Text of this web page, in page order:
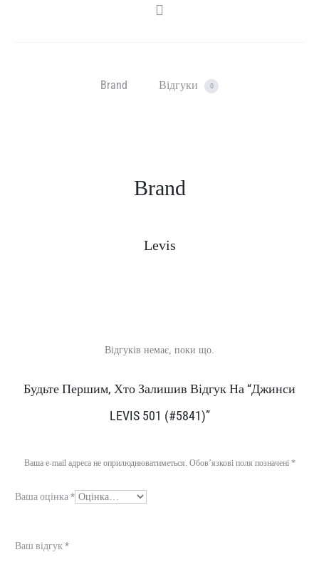
SHARE
Brand Відгуки 0
Brand
Levis
В
у
и
Відгуків немає, поки що.
Будьте Першим, Хто Залишив Відгук На “Джинси
LEVIS 501 (#5841)”
Ваша e-mail адреса не оприлюднюватиметься. Обов’язкові поля позначені *
Ваша оцінка*
Ваш відгук *